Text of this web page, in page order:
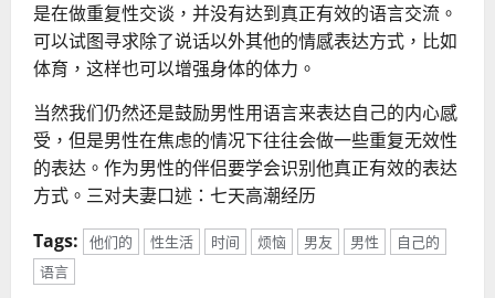
是在做重复性交谈，并没有达到真正有效的语言交流。
可以试图寻求除了说话以外其他的情感表达方式，比如
体育，这样也可以增强身体的体力。
当然我们仍然还是鼓励男性用语言来表达自己的内心感
受，但是男性在焦虑的情况下往往会做一些重复无效性
的表达。作为男性的伴侣要学会识别他真正有效的表达
方式。 三对夫妻口述：七天高潮经历
Tags:
他们的 性生活 时间 烦恼 男友 男性
自己的
语言